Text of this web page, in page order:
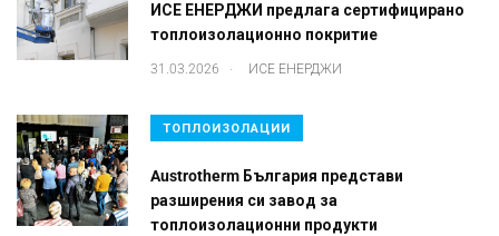
ИСЕ ЕНЕРДЖИ предлага сертифицирано
топлоизолационно покритие
31.03.2026 . ИСЕ ЕНЕРДЖИ
ТОПЛОИЗОЛАЦИИ
Austrotherm България представи
разширения си завод за
топлоизолационни продукти